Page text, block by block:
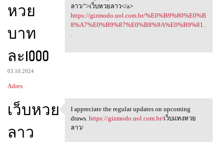
หวย
บาท
ละ1000
03.10.2024
Adres
ลาว/">เว็บหวยลาว</a>
https://gizmodo.uol.com.br/%E0%B9%80%E0%B
8%A7%E0%B9%87%E0%B8%9A%E0%B9%81..
.
เว็บหวย
ลาว
I appreciate the regular
I appreciate the regular updates on upcoming
draws. https://gizmodo.uol.com.br/เว็บแทงหวย
ลาว/